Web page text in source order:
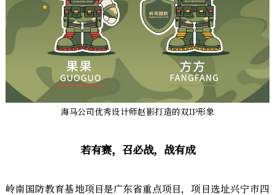
海马公司优秀设计师赵影打造的双IP形象
若有赛，召必战，战有成
岭南国防教育基地项目是广东省重点项目，项目选址兴宁市四